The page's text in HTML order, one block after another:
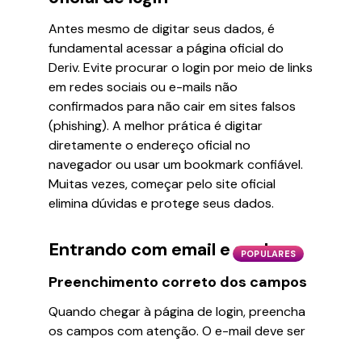
Antes mesmo de digitar seus dados, é
fundamental acessar a página oficial do
Deriv. Evite procurar o login por meio de links
em redes sociais ou e-mails não
confirmados para não cair em sites falsos
(phishing). A melhor prática é digitar
diretamente o endereço oficial no
navegador ou usar um bookmark confiável.
Muitas vezes, começar pelo site oficial
elimina dúvidas e protege seus dados.
POPULARES
Entrando com email e senha
Preenchimento correto dos campos
Quando chegar à página de login, preencha
os campos com atenção. O e-mail deve ser